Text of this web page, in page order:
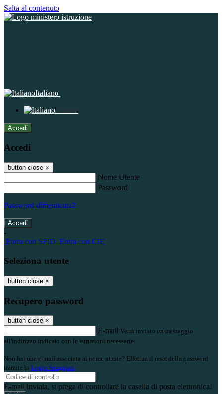
Salta al contenuto
Italiano
Italiano
Accedi
Accedi
button close ×
Nome Utente
Password
Password dimenticata?
-
Entra con SPID Entra con CIE
Seleziona utente
button close ×
Recupero password
button close ×
E-mail Verrà inviato un messaggio
all'indirizzo indicato con le istruzioni necessarie.
Non hai una e-mail associata al nome utente? Effettua il reset della password
tramite la Login Spaggiari
E-mail inviata, si prega di controllare la casella di posta elettronica!